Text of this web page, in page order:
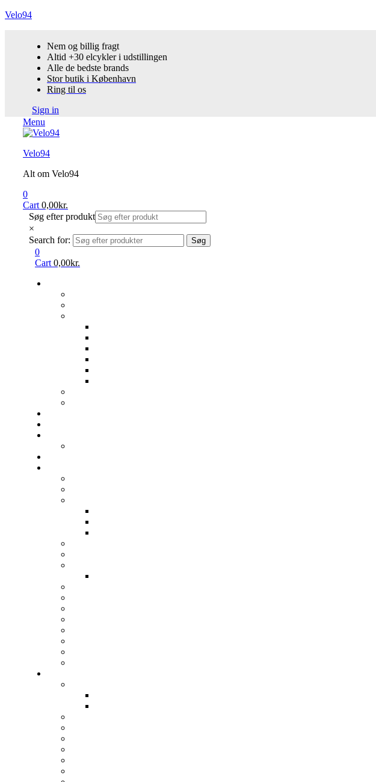
Velo94
Nem og billig fragt
Altid +30 elcykler i udstillingen
Alle de bedste brands
Stor butik i København
Ring til os
Sign in
Menu
Velo94
Alt om Velo94
0
Cart 0,00kr.
Søg efter produkt
×
Search for:
Søg
0
Cart 0,00kr.